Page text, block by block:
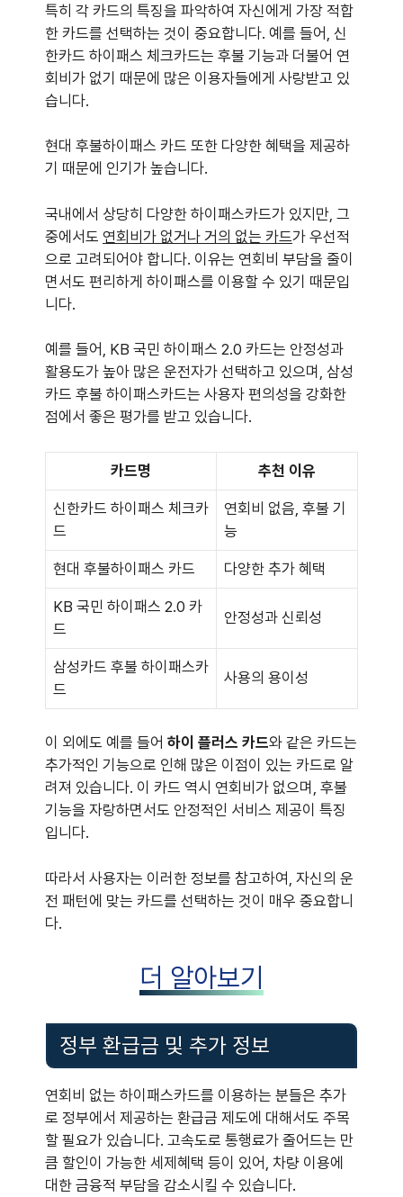
특히 각 카드의 특징을 파악하여 자신에게 가장 적합
한 카드를 선택하는 것이 중요합니다. 예를 들어, 신
한카드 하이패스 체크카드는 후불 기능과 더불어 연
회비가 없기 때문에 많은 이용자들에게 사랑받고 있
습니다.
현대 후불하이패스 카드 또한 다양한 혜택을 제공하
기 때문에 인기가 높습니다.
국내에서 상당히 다양한 하이패스카드가 있지만, 그
중에서도 연회비가 없거나 거의 없는 카드가 우선적
으로 고려되어야 합니다. 이유는 연회비 부담을 줄이
면서도 편리하게 하이패스를 이용할 수 있기 때문입
니다.
예를 들어, KB 국민 하이패스 2.0 카드는 안정성과
활용도가 높아 많은 운전자가 선택하고 있으며, 삼성
카드 후불 하이패스카드는 사용자 편의성을 강화한
점에서 좋은 평가를 받고 있습니다.
카드명 추천 이유
신한카드 하이패스 체크카
드
연회비 없음, 후불 기
능
현대 후불하이패스 카드 다양한 추가 혜택
KB 국민 하이패스 2.0 카
드
안정성과 신뢰성
삼성카드 후불 하이패스카
드
사용의 용이성
이 외에도 예를 들어 하이 플러스 카드와 같은 카드는
추가적인 기능으로 인해 많은 이점이 있는 카드로 알
려져 있습니다. 이 카드 역시 연회비가 없으며, 후불
기능을 자랑하면서도 안정적인 서비스 제공이 특징
입니다.
따라서 사용자는 이러한 정보를 참고하여, 자신의 운
전 패턴에 맞는 카드를 선택하는 것이 매우 중요합니
다.
더 알아보기
정부 환급금 및 추가 정보
연회비 없는 하이패스카드를 이용하는 분들은 추가
로 정부에서 제공하는 환급금 제도에 대해서도 주목
할 필요가 있습니다. 고속도로 통행료가 줄어드는 만
큼 할인이 가능한 세제혜택 등이 있어, 차량 이용에
대한 금융적 부담을 감소시킬 수 있습니다.